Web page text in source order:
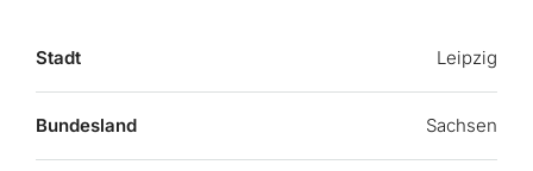
Stadt Leipzig
Bundesland Sachsen